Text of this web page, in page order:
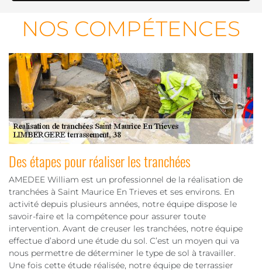
NOS COMPÉTENCES
Des étapes pour réaliser les tranchées
AMEDEE William est un professionnel de la réalisation de
tranchées à Saint Maurice En Trieves et ses environs. En
activité depuis plusieurs années, notre équipe dispose le
savoir-faire et la compétence pour assurer toute
intervention. Avant de creuser les tranchées, notre équipe
effectue d’abord une étude du sol. C’est un moyen qui va
nous permettre de déterminer le type de sol à travailler.
Une fois cette étude réalisée, notre équipe de terrassier